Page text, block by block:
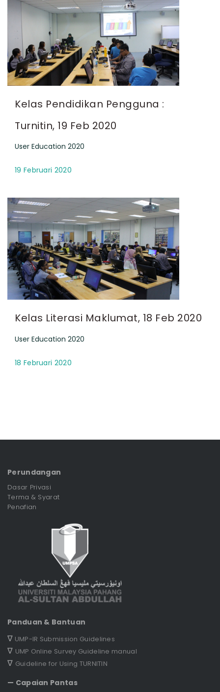
Kelas Pendidikan Pengguna :
Turnitin, 19 Feb 2020
User Education 2020
19 Februari 2020
Kelas Literasi Maklumat, 18 Feb 2020
User Education 2020
18 Februari 2020
Perundangan
Dasar Privasi
Terma & Syarat
Penafian
Panduan & Bantuan
∇ UMP-IR Submission Guidelines
∇ UMP Online Survey Guideline manual
∇ Guideline for Using TURNITIN
— Capaian Pantas